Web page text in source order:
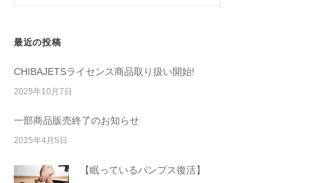
最近の投稿
CHIBAJETSライセンス商品取り扱い開始!
2025年10月7日
一部商品販売終了のお知らせ
2025年4月5日
【眠っているパンプス復活】